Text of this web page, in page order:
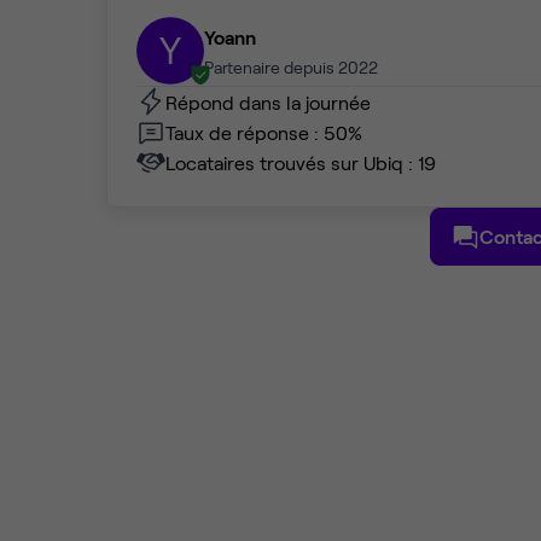
Y Yoann
Partenaire depuis 2022
Répond dans la journée
Taux de réponse : 50%
Locataires trouvés sur Ubiq : 19